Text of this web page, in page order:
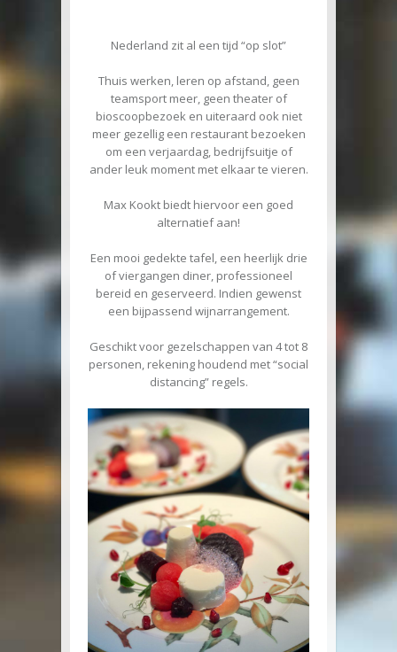
Nederland zit al een tijd “op slot”
Thuis werken, leren op afstand, geen
teamsport meer, geen theater of
bioscoopbezoek en uiteraard ook niet
meer gezellig een restaurant bezoeken
om een verjaardag, bedrijfsuitje of
ander leuk moment met elkaar te vieren.
Max Kookt biedt hiervoor een goed
alternatief aan!
Een mooi gedekte tafel, een heerlijk drie
of viergangen diner, professioneel
bereid en geserveerd. Indien gewenst
een bijpassend wijnarrangement.
Geschikt voor gezelschappen van 4 tot 8
personen, rekening houdend met “social
distancing” regels.